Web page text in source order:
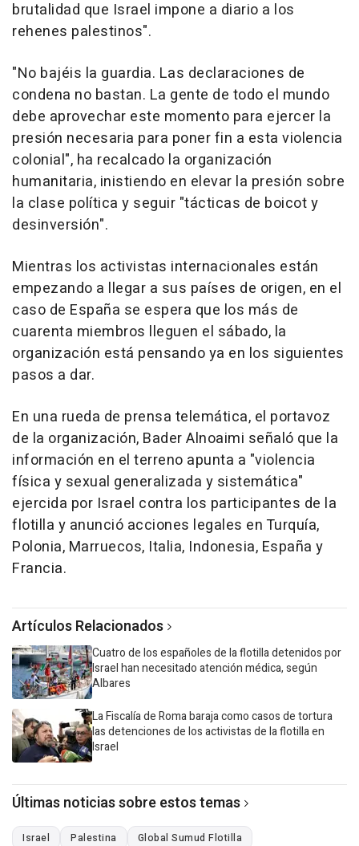
brutalidad que Israel impone a diario a los
rehenes palestinos".
"No bajéis la guardia. Las declaraciones de
condena no bastan. La gente de todo el mundo
debe aprovechar este momento para ejercer la
presión necesaria para poner fin a esta violencia
colonial", ha recalcado la organización
humanitaria, inistiendo en elevar la presión sobre
la clase política y seguir "tácticas de boicot y
desinversión".
Mientras los activistas internacionales están
empezando a llegar a sus países de origen, en el
caso de España se espera que los más de
cuarenta miembros lleguen el sábado, la
organización está pensando ya en los siguientes
pasos a dar.
En una rueda de prensa telemática, el portavoz
de la organización, Bader Alnoaimi señaló que la
información en el terreno apunta a "violencia
física y sexual generalizada y sistemática"
ejercida por Israel contra los participantes de la
flotilla y anunció acciones legales en Turquía,
Polonia, Marruecos, Italia, Indonesia, España y
Francia.
Artículos Relacionados
Cuatro de los españoles de la flotilla detenidos por
Israel han necesitado atención médica, según
Albares
La Fiscalía de Roma baraja como casos de tortura
las detenciones de los activistas de la flotilla en
Israel
Últimas noticias sobre estos temas
Israel Palestina Global Sumud Flotilla